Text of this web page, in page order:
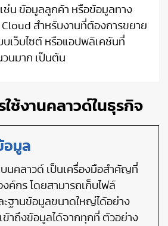
ช่น ข้อมูลลูกค้า หรือข้อมูลทาง
สำหรับงานที่ต้องการขยาย
บเว็บไซต์ หรือแอปพลิเคชันที่
วนมาก เป็นต้น
ช้งานคลาวด์ในธุรกิจ
อมูล
นคลาวด์ เป็นเครื่องมือสำคัญที่
ค์กร โดยสามารถเก็บไฟล์
ะฐานข้อมูลขนาดใหญ่ได้อย่าง
ข้าถึงข้อมูลได้จากทุกที่ ตัวอย่าง